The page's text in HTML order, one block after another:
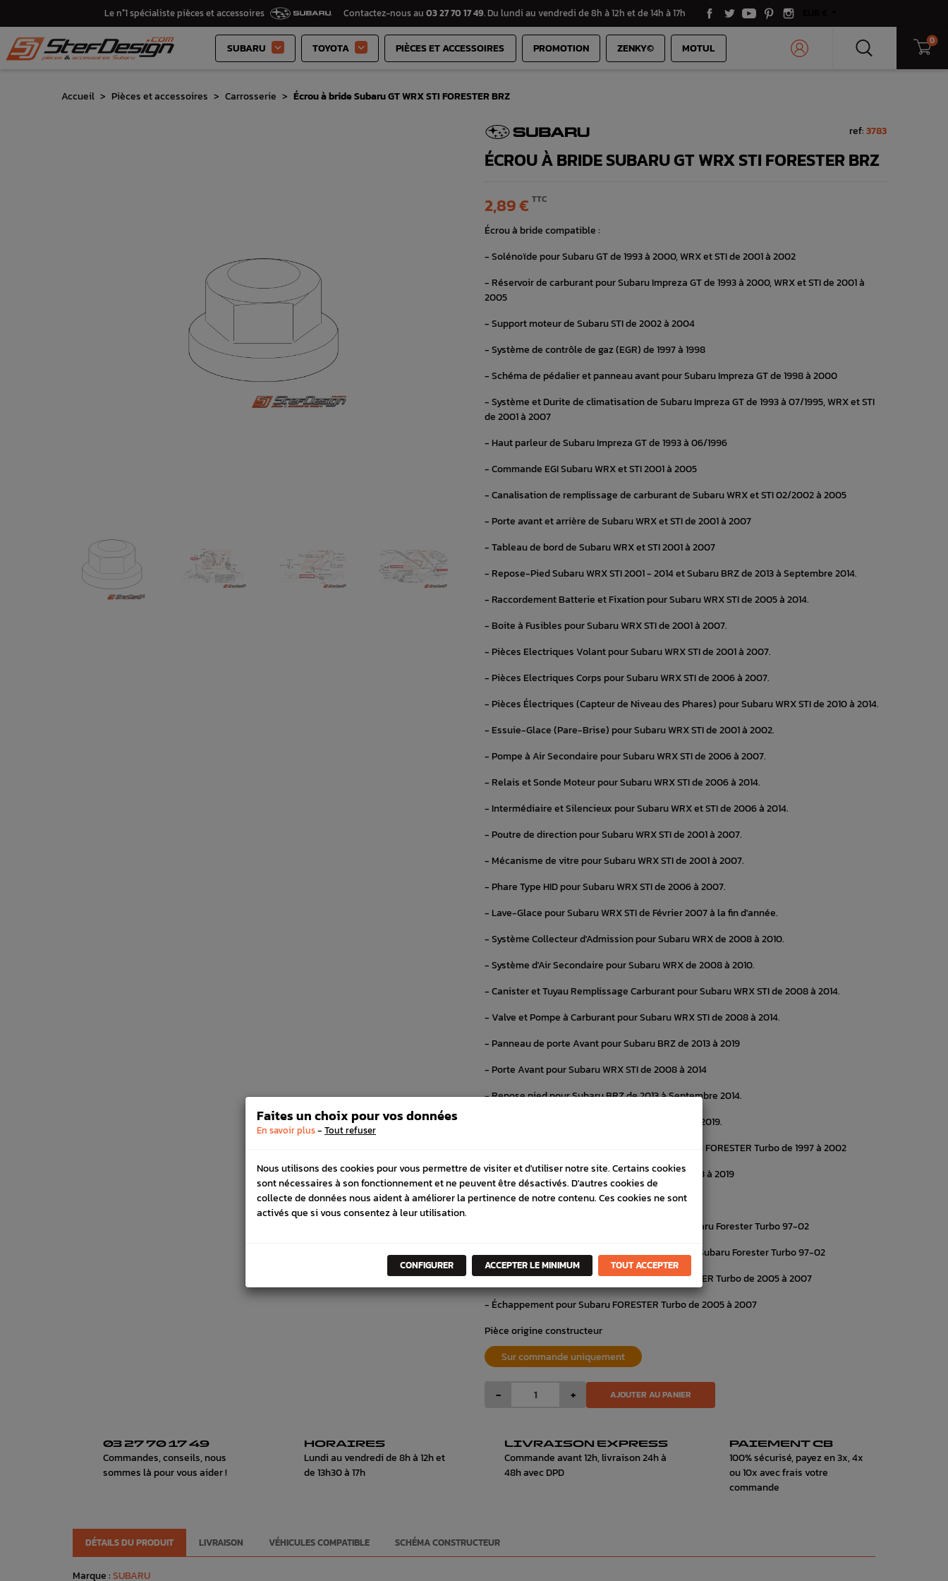
Le n°1 spécialiste pièces et accessoires Contactez-nous au 03 27 70 17 49. Du lundi au vendredi de 8h à 12h et de 14h à 17h
SUBARU  TOYOTA  PIÈCES ET ACCESSOIRES PROMOTION ZENKY© MOTUL 0
Accueil Pièces et accessoires Carrosserie Écrou à bride Subaru GT WRX STI FORESTER BRZ
ref:3783
ÉCROU À BRIDE SUBARU GT WRX STI FORESTER BRZ
2,89 € TTC
Écrou à bride compatible :
- Solénoïde pour Subaru GT de 1993 à 2000, WRX et STI de 2001 à 2002
- Réservoir de carburant pour Subaru Impreza GT de 1993 à 2000, WRX et STI de 2001 à
2005
- Support moteur de Subaru STI de 2002 à 2004
- Système de contrôle de gaz (EGR) de 1997 à 1998
- Schéma de pédalier et panneau avant pour Subaru Impreza GT de 1998 à 2000
- Système et Durite de climatisation de Subaru Impreza GT de 1993 à 07/1995, WRX et STI
de 2001 à 2007
- Haut parleur de Subaru Impreza GT de 1993 à 06/1996
- Commande EGI Subaru WRX et STI 2001 à 2005
- Canalisation de remplissage de carburant de Subaru WRX et STI 02/2002 à 2005
- Porte avant et arrière de Subaru WRX et STI de 2001 à 2007
- Tableau de bord de Subaru WRX et STI 2001 à 2007
- Repose-Pied Subaru WRX STI 2001 - 2014 et Subaru BRZ de 2013 à Septembre 2014.
- Raccordement Batterie et Fixation pour Subaru WRX STI de 2005 à 2014.
- Boite à Fusibles pour Subaru WRX STI de 2001 à 2007.
- Pièces Electriques Volant pour Subaru WRX STI de 2001 à 2007.
- Pièces Electriques Corps pour Subaru WRX STI de 2006 à 2007.
- Pièces Électriques (Capteur de Niveau des Phares) pour Subaru WRX STI de 2010 à 2014.
- Essuie-Glace (Pare-Brise) pour Subaru WRX STI de 2001 à 2002.
- Pompe à Air Secondaire pour Subaru WRX STI de 2006 à 2007.
- Relais et Sonde Moteur pour Subaru WRX STI de 2006 à 2014.
- Intermédiaire et Silencieux pour Subaru WRX et STI de 2006 à 2014.
- Poutre de direction pour Subaru WRX STI de 2001 à 2007.
- Mécanisme de vitre pour Subaru WRX STI de 2001 à 2007.
- Phare Type HID pour Subaru WRX STI de 2006 à 2007.
- Lave-Glace pour Subaru WRX STI de Février 2007 à la fin d'année.
- Système Collecteur d'Admission pour Subaru WRX de 2008 à 2010.
- Système d'Air Secondaire pour Subaru WRX de 2008 à 2010.
- Canister et Tuyau Remplissage Carburant pour Subaru WRX STI de 2008 à 2014.
- Valve et Pompe à Carburant pour Subaru WRX STI de 2008 à 2014.
- Panneau de porte Avant pour Subaru BRZ de 2013 à 2019
- Porte Avant pour Subaru WRX STI de 2008 à 2014
- Repose pied pour Subaru BRZ de 2013 à Septembre 2014.
- Fixation de batterie pour Subaru BRZ de 2013 à 2019.
- Écrou système de controle des Gaz pour Subaru FORESTER Turbo de 1997 à 2002
- Collecteur d'Admission pour Subaru BRZ de 2013 à 2019
- Airbag pour Subaru BRZ de 2013 à 2019
- Support de Réservoir de Carburant Origine Subaru Forester Turbo 97-02
- Schéma de Pédalier et Panneau Avant Origine Subaru Forester Turbo 97-02
- Relais et Sonde moteur Origine Subaru FORESTER Turbo de 2005 à 2007
- Échappement pour Subaru FORESTER Turbo de 2005 à 2007
Pièce origine constructeur
Sur commande uniquement
- + AJOUTER AU PANIER
03 27 70 17 49
Commandes, conseils, nous
sommes là pour vous aider !
HORAIRES
Lundi au vendredi de 8h à 12h et
de 13h30 à 17h
LIVRAISON EXPRESS
Commande avant 12h, livraison 24h à
48h avec DPD
PAIEMENT CB
100% sécurisé, payez en 3x, 4x
ou 10x avec frais votre
commande
DÉTAILS DU PRODUIT LIVRAISON VÉHICULES COMPATIBLE SCHÉMA CONSTRUCTEUR
Marque :SUBARU
Faites un choix pour vos données
En savoir plus- Tout refuser
Nous utilisons des cookies pour vous permettre de visiter et d'utiliser notre site. Certains cookies
sont nécessaires à son fonctionnement et ne peuvent être désactivés. D'autres cookies de
collecte de données nous aident à améliorer la pertinence de notre contenu. Ces cookies ne sont
activés que si vous consentez à leur utilisation.
CONFIGURER ACCEPTER LE MINIMUM TOUT ACCEPTER